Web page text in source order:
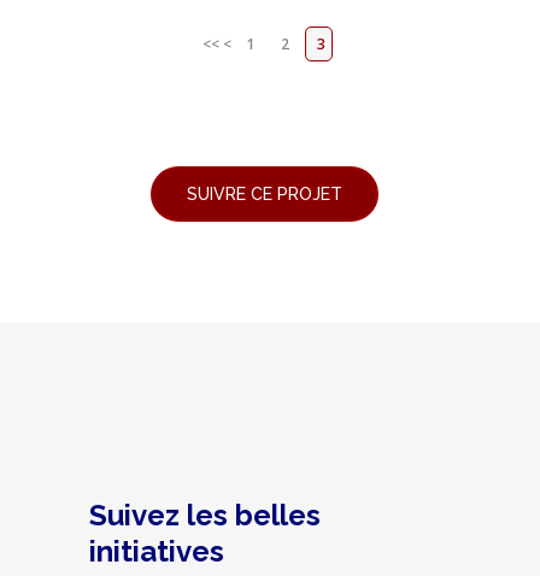
<< < 1 2 3
Suivez les belles
initiatives